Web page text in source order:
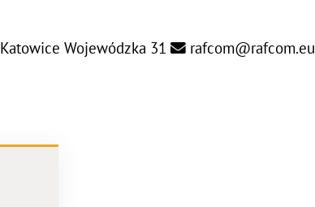
Katowice Wojewódzka 31 rafcom@rafcom.eu